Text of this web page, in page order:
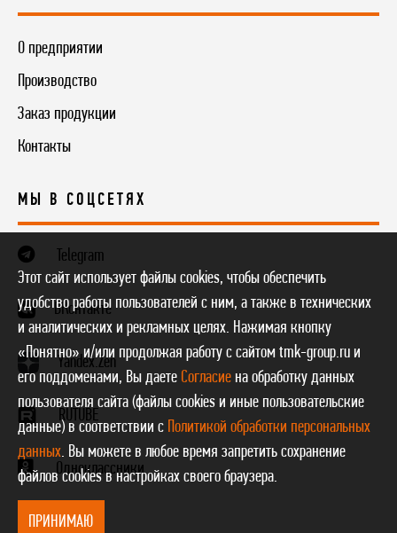
О предприятии
Производство
Заказ продукции
Контакты
МЫ В СОЦСЕТЯХ
Telegram
ВКонтакте
Yandex.Zen
RUTUBE
Одноклассники
Этот сайт использует файлы cookies, чтобы обеспечить
удобство работы пользователей с ним, а также в технических
и аналитических и рекламных целях. Нажимая кнопку
«Понятно» и/или продолжая работу с сайтом tmk-group.ru и
его поддоменами, Вы даете Согласие на обработку данных
пользователя сайта (файлы cookies и иные пользовательские
данные) в соответствии с Политикой обработки персональных
данных. Вы можете в любое время запретить сохранение
файлов cookies в настройках своего браузера.
ПРИНИМАЮ